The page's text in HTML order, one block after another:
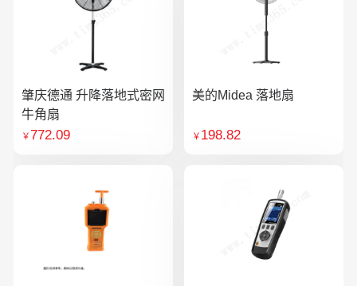
肇庆德通 升降落地式密网
牛角扇
￥772.09
美的Midea 落地扇
￥ 198.82